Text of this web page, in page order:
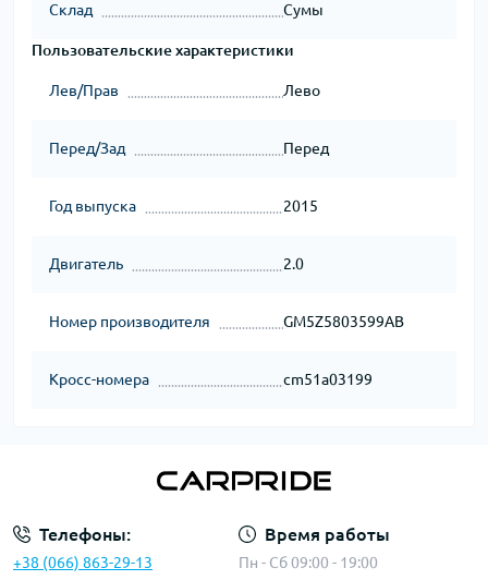
Склад Сумы
Пользовательские характеристики
Лев/Прав Лево
Перед/Зад Перед
Год выпуска 2015
Двигатель 2.0
Номер производителя GM5Z5803599AB
Кросс-номера cm51a03199
Телефоны:
+38 (066) 863-29-13
Время работы
Пн - Сб 09:00 - 19:00